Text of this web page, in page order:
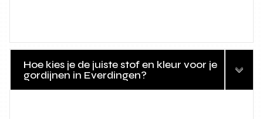
Hoe kies je de juiste stof en kleur voor je
gordijnen in Everdingen?